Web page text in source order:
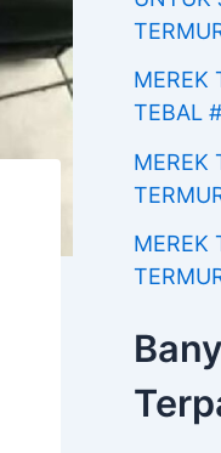
MEREK
TEBAL
MEREK
MEREK